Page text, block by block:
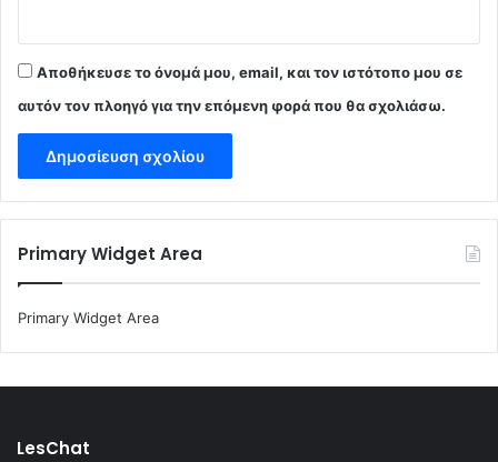
Αποθήκευσε το όνομά μου, email, και τον ιστότοπο μου σε
αυτόν τον πλοηγό για την επόμενη φορά που θα σχολιάσω.
Primary Widget Area
Primary Widget Area
LesChat